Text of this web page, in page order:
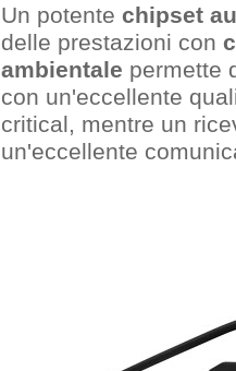
Un potente chipset
delle prestazioni con
ambientale permette
con un'eccellente
critical, mentre un
un'eccellente